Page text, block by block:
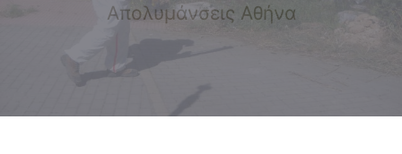
Απολυμάνσεις Αθήνα